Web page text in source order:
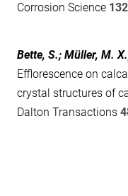
Corrosion Science 132
Bette, S.; Müller, M.
Efflorescence on
crystal structures of
Dalton Transactions